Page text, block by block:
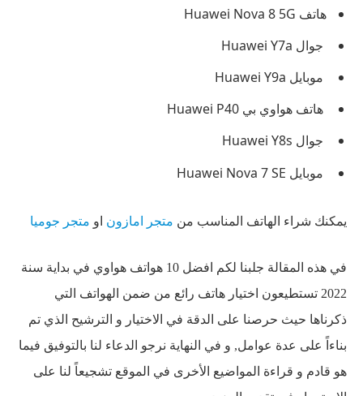
هاتف Huawei Nova 8 5G
جوال Huawei Y7a
موبايل Huawei Y9a
هاتف هواوي بي Huawei P40
جوال Huawei Y8s
موبايل Huawei Nova 7 SE
يمكنك شراء الهاتف المناسب من متجر امازون او متجر جوميا
في هذه المقالة جلبنا لكم افضل 10 هواتف هواوي في بداية سنة
2022 تستطيعون اختيار هاتف رائع من ضمن الهواتف التي
ذكرناها حيث حرصنا على الدقة في الاختيار و الترشيح الذي تم
بناءاً على عدة عوامل, و في النهاية نرجو الدعاء لنا بالتوفيق فيما
هو قادم و قراءة المواضيع الأخرى في الموقع تشجيعاً لنا على